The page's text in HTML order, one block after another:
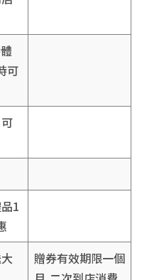
可
1
贈券有效期限一個